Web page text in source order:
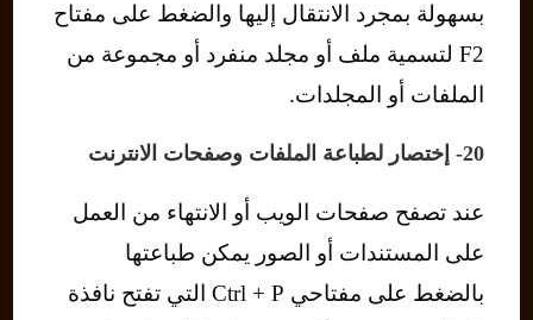
بسهولة بمجرد الانتقال إليها والضغط على مفتاح
F2 لتسمية ملف أو مجلد منفرد أو مجموعة من
الملفات أو المجلدات.
20- إختصار لطباعة الملفات وصفحات الانترنت
عند تصفح صفحات الويب أو الانتهاء من العمل
على المستندات أو الصور يمكن طباعتها
بالضغط على مفتاحي Ctrl + P التي تفتح نافذة